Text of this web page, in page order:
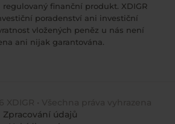
finanční produkt. XDIGR
poradenství ani investiční
vložených peněz u nás není
ani nijak garantována.
Zpracování údajů